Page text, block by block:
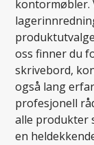
kontormøbler.
oss finner du
skrivebord,
også lang
profesjonell
alle produkter
en